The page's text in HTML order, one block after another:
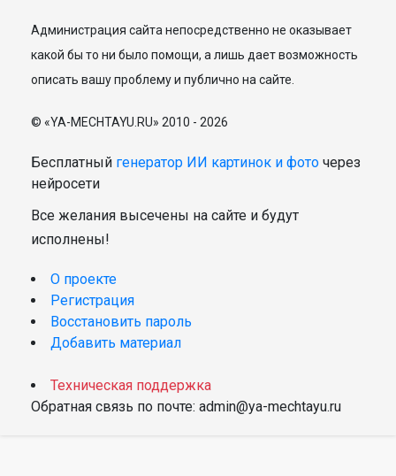
Администрация сайта непосредственно не оказывает
какой бы то ни было помощи, а лишь дает возможность
описать вашу проблему и публично на сайте.
© «YA-MECHTAYU.RU» 2010 - 2026
Бесплатный генератор ИИ картинок и фото через
нейросети
Все желания высечены на сайте и будут
исполнены!
О проекте
Регистрация
Восстановить пароль
Добавить материал
Техническая поддержка
Обратная связь по почте: admin@ya-mechtayu.ru